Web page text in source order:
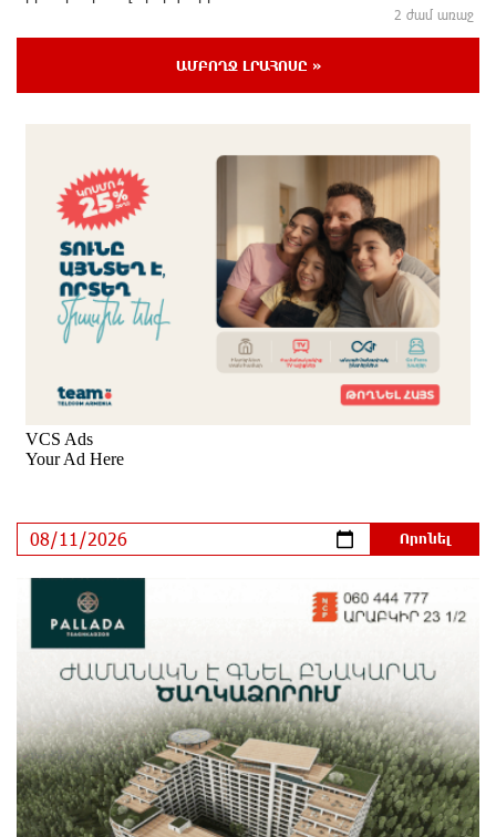
2 ժամ առաջ
Կոնգոյում էբոլայի հաստատված դեպքերի թիվը
գերազանցել է 4200-ը
մեկ ժամ առաջ
Արթուր Ղարիբյանը 2 գնդակ է ուղարկել «Զենիթի»
դարպասը և ճանաչվել հանդիպման լավագույն
մեկ ժամ առաջ
Ամփոփվեցին Junius-ի արդյունքները․ առջևում նոր
Նավթի գները աճել են
Ադրբեջանում երկրաշարժ է գրանցվել
Անձրև, ամպրոպ, քամու ուժգնացում. ինչ եղանակ է
սպասվում առաջիկա օրերին
11 րոպե առաջ
ԱՄԲՈՂՋ ԼՐԱՀՈՍԸ »